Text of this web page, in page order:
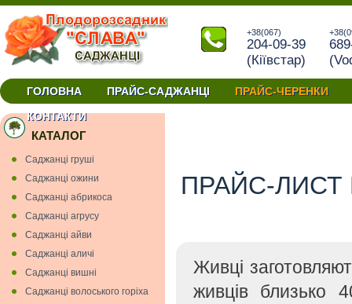
+38(067)
204-09-39
(Кiївстар)
окуліровки та прививки купити черенки Україна
ГОЛОВНА ПРАЙС-САДЖАНЦІ
ПРАЙС-ЧЕРЕНКИ
КОНТАКТИ
ПРАЙС-ЛИСТ
Живці
живців близько
КАТАЛОГ
Cаджанці грушi
Cаджанці ожини
Саджанці абрикоса
Саджанці агрусу
Саджанці айви
Саджанці аличі
Саджанці вишнi
Саджанці волоського горіха